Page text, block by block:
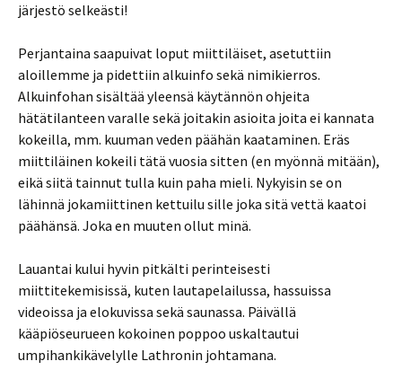
järjestö selkeästi!
Perjantaina saapuivat loput miittiläiset, asetuttiin
aloillemme ja pidettiin alkuinfo sekä nimikierros.
Alkuinfohan sisältää yleensä käytännön ohjeita
hätätilanteen varalle sekä joitakin asioita joita ei kannata
kokeilla, mm. kuuman veden päähän kaataminen. Eräs
miittiläinen kokeili tätä vuosia sitten (en myönnä mitään),
eikä siitä tainnut tulla kuin paha mieli. Nykyisin se on
lähinnä jokamiittinen kettuilu sille joka sitä vettä kaatoi
päähänsä. Joka en muuten ollut minä.
Lauantai kului hyvin pitkälti perinteisesti
miittitekemisissä, kuten lautapelailussa, hassuissa
videoissa ja elokuvissa sekä saunassa. Päivällä
kääpiöseurueen kokoinen poppoo uskaltautui
umpihankikävelylle Lathronin johtamana.